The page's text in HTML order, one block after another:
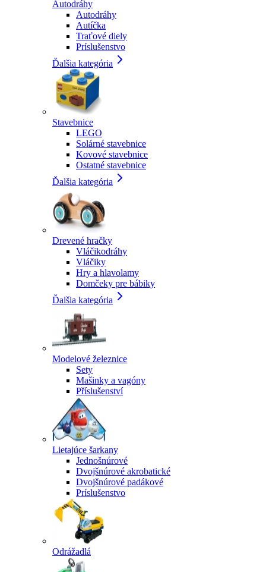
Autodráhy
Autodráhy
Autíčka
Traťové diely
Príslušenstvo
Ďalšia kategória
Stavebnice
LEGO
Solárné stavebnice
Kovové stavebnice
Ostatné stavebnice
Ďalšia kategória
Drevené hračky
Vláčikodráhy
Vláčiky
Hry a hlavolamy
Domčeky pre bábiky
Ďalšia kategória
Modelové železnice
Sety
Mašinky a vagóny
Příslušenství
Lietajúce šarkany
Jednošnúrové
Dvojšnúrové akrobatické
Dvojšnúrové padákové
Príslušenstvo
Odrážadlá